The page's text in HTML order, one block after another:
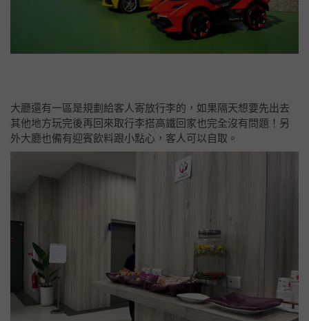
一從電梯出來馬上就被他們明亮的大廳吸引。